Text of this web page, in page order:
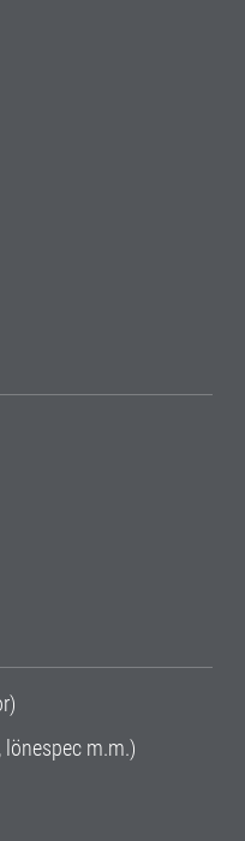
m.m.)